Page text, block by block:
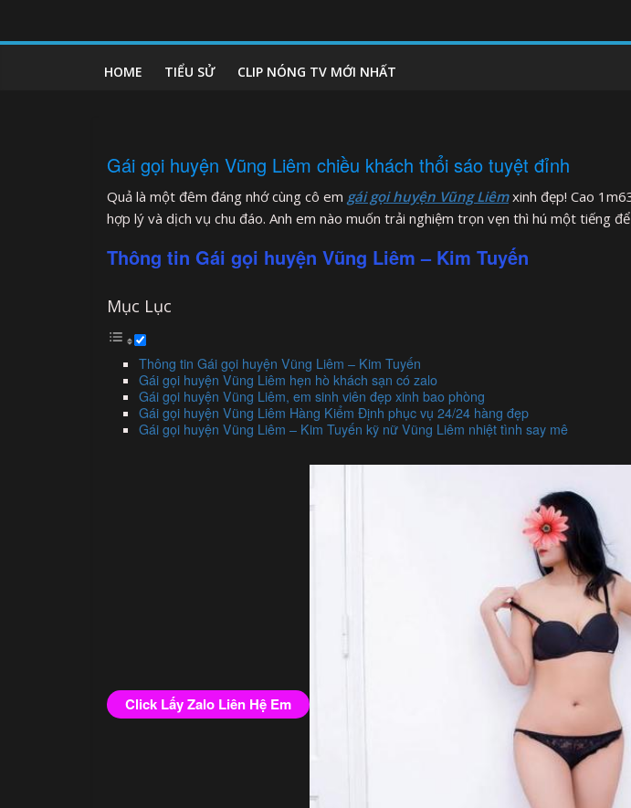
content
clipnonglive.com
HOME TIỂU SỬ CLIP NÓNG TV MỚI NHẤT
Gái gọi huyện Vũng Liêm chiều khách thổi sáo tuyệt đỉnh
Quả là một đêm đáng nhớ cùng cô em gái gọi huyện Vũng Liêmxinh đẹp! Cao
hợp lý và dịch vụ chu đáo. Anh em nào muốn trải nghiệm trọn vẹn thì hú một tiếng
Thông tin Gái gọi huyện Vũng Liêm – Kim Tuyến
Mục Lục
Thông tin Gái gọi huyện Vũng Liêm – Kim Tuyến
Gái gọi huyện Vũng Liêm hẹn hò khách sạn có zalo
Gái gọi huyện Vũng Liêm, em sinh viên đẹp xinh bao phòng
Gái gọi huyện Vũng Liêm Hàng Kiểm Định phục vụ 24/24 hàng đẹp
Gái gọi huyện Vũng Liêm – Kim Tuyến kỹ nữ Vũng Liêm nhiệt tình say mê
Click Lấy Zalo Liên Hệ Em